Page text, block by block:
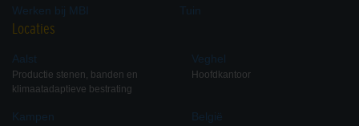
Werken bij MBI
Tuin
Locaties
Aalst
Productie stenen, banden en
klimaatadaptieve bestrating
Kampen
Veghel
Hoofdkantoor
België